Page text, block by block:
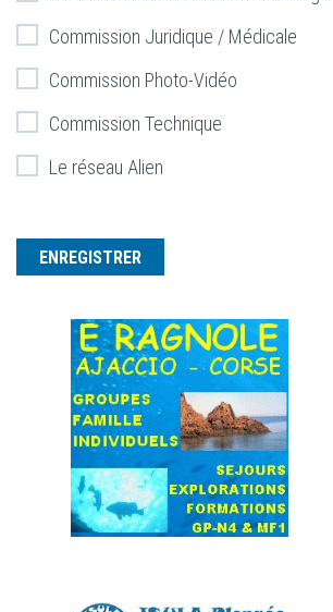
Commission Juridique / Médicale
Commission Photo-Vidéo
Commission Technique
Le réseau Alien